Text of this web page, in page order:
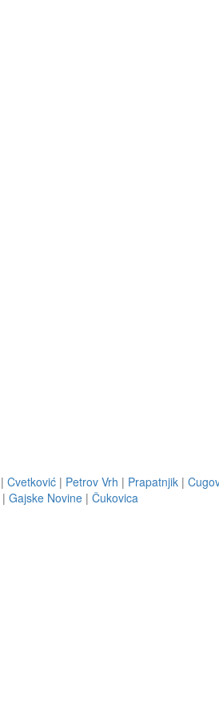
| Cvetković | Petrov Vrh | Prapatnjik |
| Gajske Novine | Čukovica